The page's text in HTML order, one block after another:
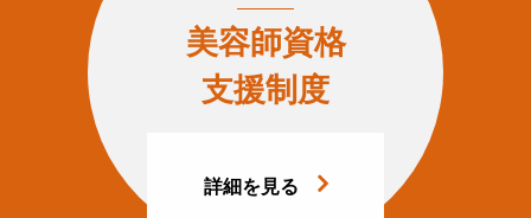
美容師資格
支援制度
詳細を見る